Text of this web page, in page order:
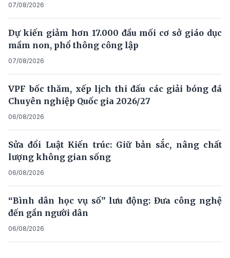
07/08/2026
Dự kiến giảm hơn 17.000 đầu mối cơ sở giáo dục
mầm non, phổ thông công lập
07/08/2026
VPF bốc thăm, xếp lịch thi đấu các giải bóng đá
Chuyên nghiệp Quốc gia 2026/27
06/08/2026
Sửa đổi Luật Kiến trúc: Giữ bản sắc, nâng chất
lượng không gian sống
06/08/2026
“Bình dân học vụ số” lưu động: Đưa công nghệ
đến gần người dân
06/08/2026